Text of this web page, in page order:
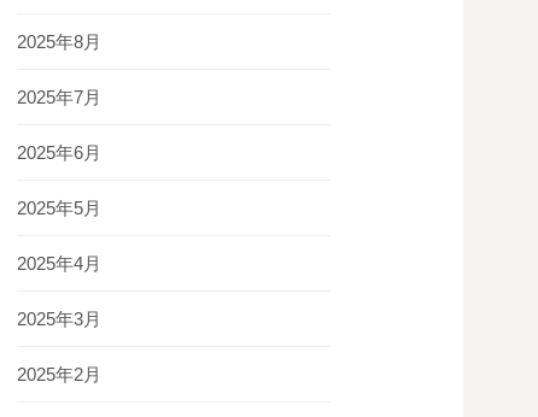
2025年8月
2025年7月
2025年6月
2025年5月
2025年4月
2025年3月
2025年2月